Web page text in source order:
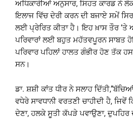
ਅਧਿਕਾਰੀਆਂ ਅਨੁਸਾਰ, ਸਿਹਤ ਕਾਰਡ ਨੇ
ਇਲਾਜ ਵਿੱਚ ਦੇਰੀ ਕਰਨ ਦੀ ਬਜਾਏ ਸਮੇਂ
ਲਈ ਪ੍ਰੇਰਿਤ ਕੀਤਾ ਹੈ। ਇਹ ਖ਼ਾਸ ਤੌਰ ‘ਤੇ
ਪਰਿਵਾਰਾਂ ਲਈ ਬਹੁਤ ਮਹੱਤਵਪੂਰਨ ਸਾਬਤ
ਪਰਿਵਾਰ ਪਹਿਲਾਂ ਹਾਲਤ ਗੰਭੀਰ ਹੋਣ ਤੱਕ
ਸਨ।
ਡਾ. ਸ਼ਸ਼ੀ ਕਾਂਤ ਧੀਰ ਨੇ ਸਲਾਹ
ਵਧੇਰੇ ਸਾਵਧਾਨੀ ਵਰਤਣੀ ਚਾਹੀਦੀ ਹੈ, ਜਿਵੇਂ
ਦੇਣਾ, ਹਲਕੇ ਸੂਤੀ ਕੱਪੜੇ ਪਵਾਉਣਾ,